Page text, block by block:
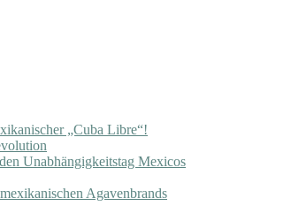
„Cuba Libre“!
Unabhängigkeitstag Mexicos
Agavenbrands